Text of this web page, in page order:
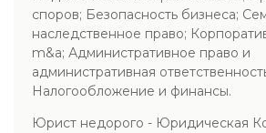
споров; Безопасность бизнеса;
наследственное право;
m&a; Административное право и
административная
Налогообложение и финансы.
Юрист недорого - Юридическая